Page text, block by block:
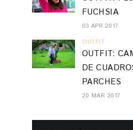
FUCHSIA
03 APR 2017
OUTFIT
OUTFIT:
DE
PARCHES
20 MAR 2017